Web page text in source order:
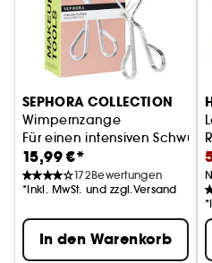
SEPHORA COLLECTION
Wimpernzange
Für einen intensiven Schwung
15,99 €*
172Bewertungen
*Inkl. MwSt. und zzgl.Versand
In den Warenkorb